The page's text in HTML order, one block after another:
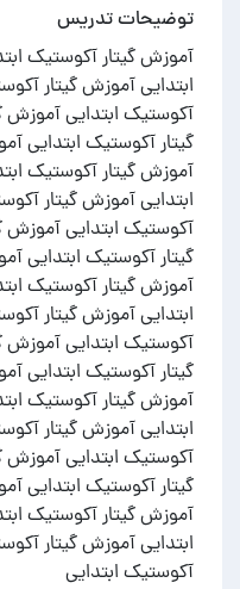
توضیحات تدریس
آموزش گیتار آکوستیک
ابتدایی آموزش گیتار
آکوستیک ابتدایی آموزش
گیتار آکوستیک ابتدایی
آموزش گیتار آکوستیک
ابتدایی آموزش گیتار
آکوستیک ابتدایی آموزش
گیتار آکوستیک ابتدایی
آموزش گیتار آکوستیک
ابتدایی آموزش گیتار
آکوستیک ابتدایی آموزش
گیتار آکوستیک ابتدایی
آموزش گیتار آکوستیک
ابتدایی آموزش گیتار
آکوستیک ابتدایی آموزش
گیتار آکوستیک ابتدایی
آموزش گیتار آکوستیک
ابتدایی آموزش گیتار
آکوستیک ابتدایی